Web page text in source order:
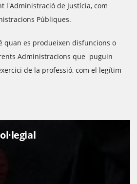
l'Administració de Justícia, com
Públiques.
quan es produeixen disfuncions o
Administracions que puguin
de la professió, com el legítim